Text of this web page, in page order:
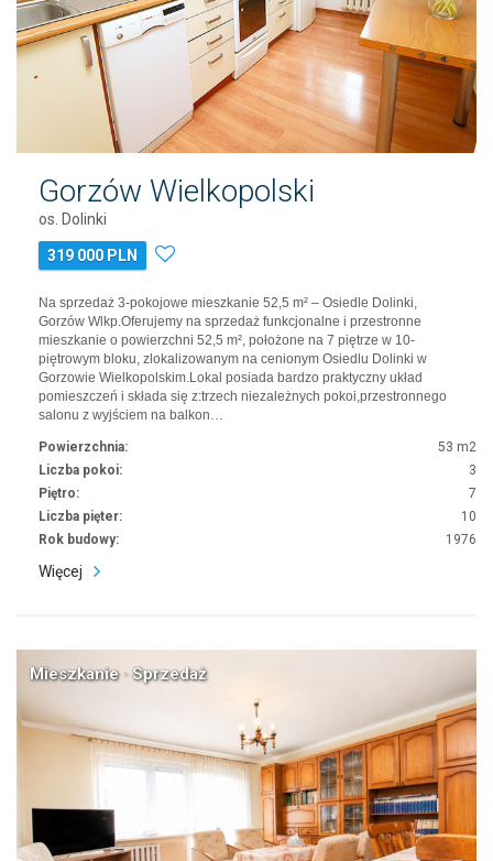
Gorzów Wielkopolski
os. Dolinki
319 000 PLN
Na sprzedaż 3-pokojowe mieszkanie 52,5 m² – Osiedle Dolinki,
Gorzów Wlkp.Oferujemy na sprzedaż funkcjonalne i przestronne
mieszkanie o powierzchni 52,5 m², położone na 7 piętrze w 10-
piętrowym bloku, zlokalizowanym na cenionym Osiedlu Dolinki w
Gorzowie Wielkopolskim.Lokal posiada bardzo praktyczny układ
pomieszczeń i składa się z:trzech niezależnych pokoi,przestronnego
salonu z wyjściem na balkon…
Powierzchnia:
53 m2
Liczba pokoi:
3
Piętro:
7
Liczba pięter:
10
Rok budowy:
1976
Więcej
Mieszkanie · Sprzedaż